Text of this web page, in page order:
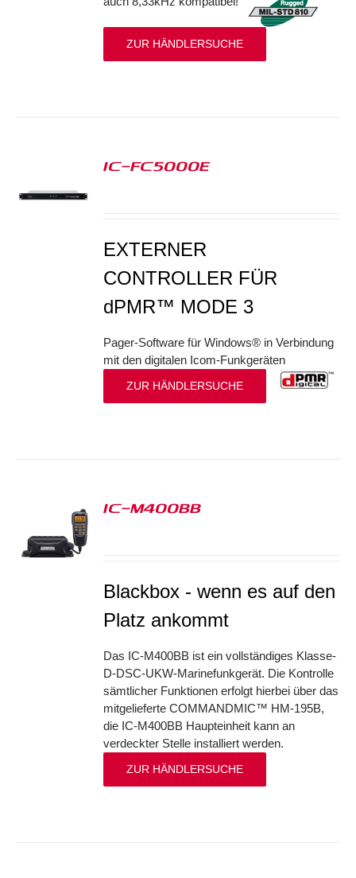
ZUR HÄNDLERSUCHE
IC-FC5000E
EXTERNER
CONTROLLER FÜR
dPMR™ MODE 3
Pager-Software für Windows® in Verbindung
mit den digitalen Icom-Funkgeräten
ZUR HÄNDLERSUCHE
IC-M400BB
Blackbox - wenn es auf den
Platz ankommt
Das IC-M400BB ist ein vollständiges Klasse-
D-DSC-UKW-Marinefunkgerät. Die Kontrolle
sämtlicher Funktionen erfolgt hierbei über das
mitgelieferte COMMANDMIC™ HM-195B,
die IC-M400BB Haupteinheit kann an
verdeckter Stelle installiert werden.
ZUR HÄNDLERSUCHE